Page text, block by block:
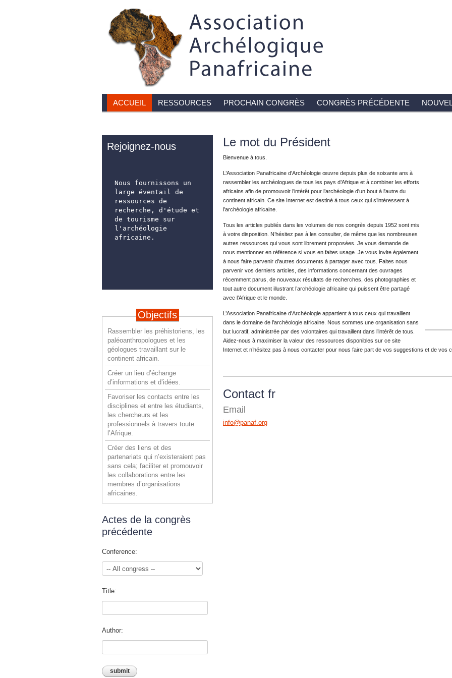
ACCUEIL RESSOURCES PROCHAIN CONGRÈS CONGRÈS PRÉCÉDENTE
Rejoignez-nous
Nous fournissons un
large éventail de
ressources de
recherche, d'étude et
de tourisme sur
l'archéologie
africaine.
Objectifs
Rassembler les préhistoriens, les
paléoanthropologues et les
géologues travaillant sur le
continent africain.
Créer un lieu d’échange
d’informations et d’idées.
Favoriser les contacts entre les
disciplines et entre les étudiants,
les chercheurs et les
professionnels à travers toute
l’Afrique.
Créer des liens et des
partenariats qui n’existeraient pas
sans cela; faciliter et promouvoir
les collaborations entre les
membres d’organisations
africaines.
Actes de la congrès
précédente
Conference:
Title:
Author:
Le mot du Président
Bienvenue à tous.
L’Association Panafricaine d'Archéologie œuvre depuis plus de soixante ans à
rassembler les archéologues de tous les pays d’Afrique et à combiner les efforts
africains afin de promouvoir l’intérêt pour l’archéologie d'un bout à l'autre du
continent africain. Ce site Internet est destiné à tous ceux qui s’intéressent à
l’archéologie africaine.
Tous les articles publiés dans les volumes de nos congrès depuis 1952 sont mis
à votre disposition. N’hésitez pas à les consulter, de même que les nombreuses
autres ressources qui vous sont librement proposées. Je vous demande de
nous mentionner en référence si vous en faites usage. Je vous invite également
à nous faire parvenir d’autres documents à partager avec tous. Faites nous
parvenir vos derniers articles, des informations concernant des ouvrages
récemment parus, de nouveaux résultats de recherches, des photographies et
tout autre document illustrant l’archéologie africaine qui puissent être partagé
avec l’Afrique et le monde.
L’Association Panafricaine d'Archéologie appartient à tous ceux qui travaillent
dans le domaine de l’archéologie africaine. Nous sommes une organisation sans
but lucratif, administrée par des volontaires qui travaillent dans l’intérêt de tous.
Aidez-nous à maximiser la valeur des ressources disponibles sur ce site
Internet et n’hésitez pas à nous contacter pour nous faire part de vos suggestions et de vos
Contact fr
Email
info@panaf.org